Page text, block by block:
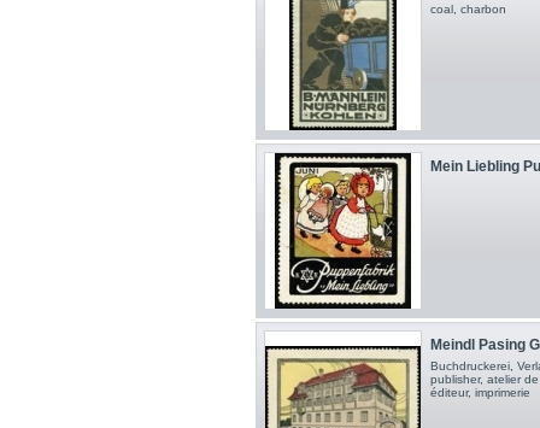
coal, charbon
Mein Liebling
Meindl Pasing
Buchdruckerei,
publisher, atelier
éditeur, imprimerie